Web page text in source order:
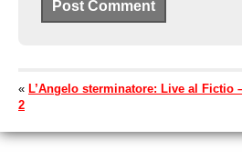
« L’Angelo sterminatore: Live al Fictio
2